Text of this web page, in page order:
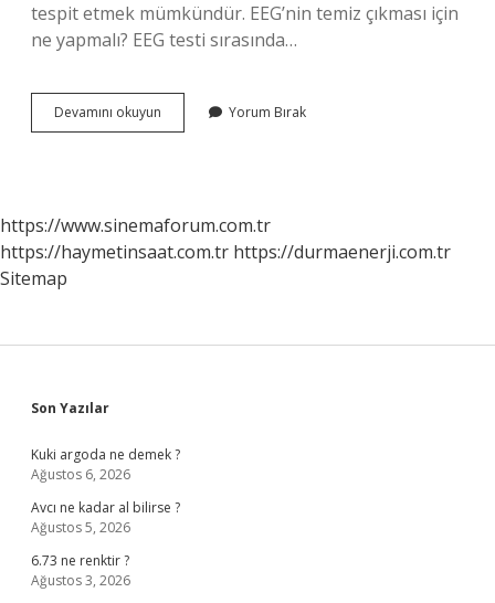
tespit etmek mümkündür. EEG’nin temiz çıkması için
ne yapmalı? EEG testi sırasında…
Devamını okuyun
Bozuk
Yorum Bırak
https://www.sinemaforum.com.tr
https://haymetinsaat.com.tr https://durmaenerji.com.tr
Sitemap
Sidebar
Son Yazılar
Kuki argoda ne demek ?
Ağustos 6, 2026
Avcı ne kadar al bilirse ?
Ağustos 5, 2026
6.73 ne renktir ?
Ağustos 3, 2026